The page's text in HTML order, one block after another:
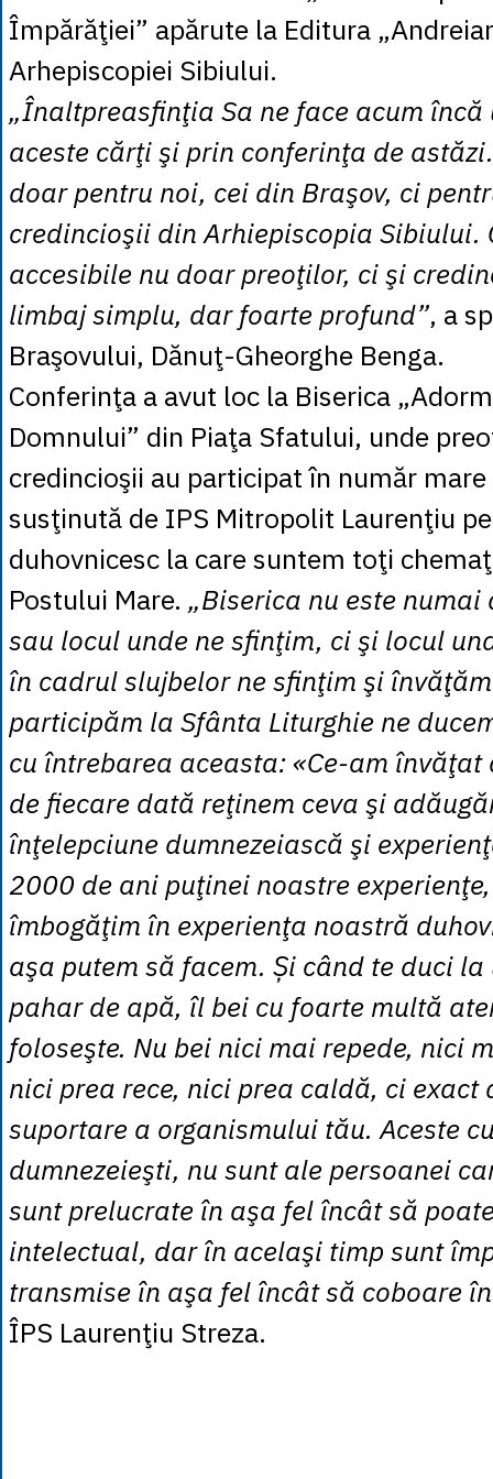
Împărăţiei” apărute la Editura
Arhepiscopiei Sibiului.
„Înaltpreasfinţia Sa ne face acum
aceste cărţi şi prin conferinţa de
doar pentru noi, cei din Braşov, ci
credincioşii din Arhiepiscopia Sibiului.
accesibile nu doar preoţilor, ci şi
limbaj simplu, dar foarte profund”, a
Braşovului, Dănuţ-Gheorghe Benga.
Conferinţa a avut loc la Biserica
Domnului” din Piaţa Sfatului, unde
credincioşii au participat în număr
susţinută de IPS Mitropolit Laurenţiu
duhovnicesc la care suntem toţi
Postului Mare. „Biserica nu este
sau locul unde ne sfinţim, ci şi locul
în cadrul slujbelor ne sfinţim şi
participăm la Sfânta Liturghie ne
cu întrebarea aceasta: «Ce-am învăţat
de fiecare dată reţinem ceva şi
înţelepciune dumnezeiască şi
2000 de ani puţinei noastre
îmbogăţim în experienţa noastră
aşa putem să facem. Și când te duci
pahar de apă, îl bei cu foarte multă
foloseşte. Nu bei nici mai repede, nici
nici prea rece, nici prea caldă, ci exact
suportare a organismului tău. Aceste
dumnezeieşti, nu sunt ale persoanei
sunt prelucrate în aşa fel încât să
intelectual, dar în acelaşi timp sunt
transmise în aşa fel încât să coboare
ÎPS Laurenţiu Streza.